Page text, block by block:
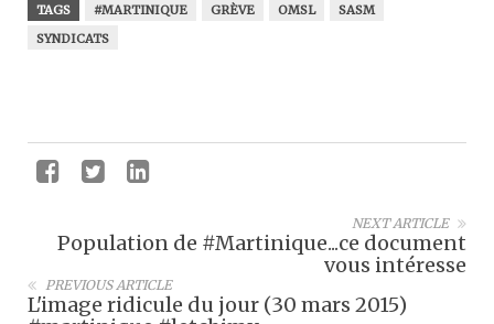
TAGS #MARTINIQUE GRÈVE OMSL
SASM
SYNDICATS
NEXT ARTICLE
Population de #Martinique...ce document
vous intéresse
PREVIOUS ARTICLE
L'image ridicule du jour (30 mars 2015)